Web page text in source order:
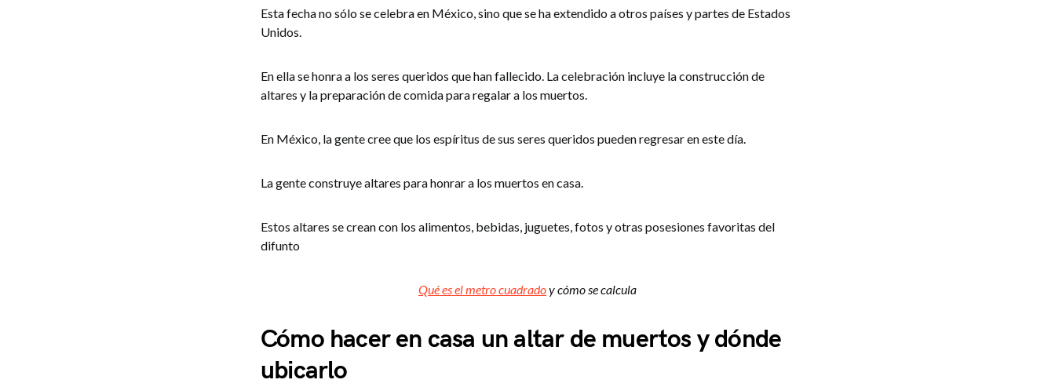
Esta fecha no sólo se celebra en México, sino que se ha extendido a otros países y partes de Estados
Unidos.
En ella se honra a los seres queridos que han fallecido. La celebración incluye la construcción de
altares y la preparación de comida para regalar a los muertos.
En México, la gente cree que los espíritus de sus seres queridos pueden regresar en este día.
La gente construye altares para honrar a los muertos en casa.
Estos altares se crean con los alimentos, bebidas, juguetes, fotos y otras posesiones favoritas del
difunto
Qué es el metro cuadradoy cómo se calcula
Cómo hacer en casa un altar de muertos y dónde
ubicarlo